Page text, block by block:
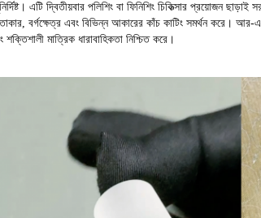
এটি দ্বিতীয়বার পলিশিং বা ফিনিশিং চিকিত্সার প্রয়োজন
বর্গক্ষেত্র এবং বিভিন্ন আকারের কাঁচ কাটিং সমর্থন করে। আর-
মাত্রিক ধারাবাহিকতা নিশ্চিত করে।